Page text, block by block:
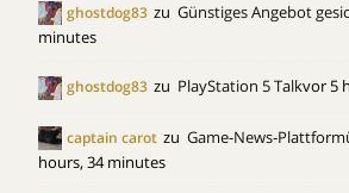
ghostdog83 zu Günstiges Angebot
minutes
ghostdog83 zu PlayStation 5 Talkvor 5
captain carot zu Game-News-
hours, 34 minutes